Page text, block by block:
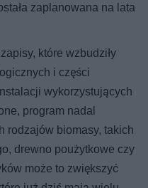
zaplanowana na lata
które wzbudziły
i części
wykorzystujących
program nadal
rodzajów biomasy, takich
drewno poużytkowe czy
może to zwiększyć